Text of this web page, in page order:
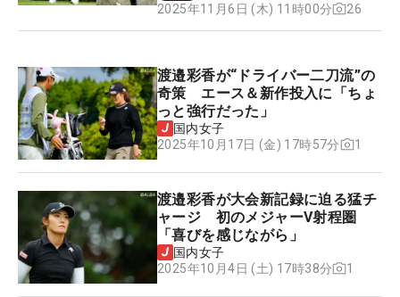
2025年11月6日 (木) 11時00分
26
渡邉彩香が“ドライバー二刀流”の
奇策 エース＆新作投入に「ちょ
っと強行だった」
国内女子
2025年10月17日 (金) 17時57分
1
渡邉彩香が大会新記録に迫る猛チ
ャージ 初のメジャーV射程圏
「喜びを感じながら」
国内女子
2025年10月4日 (土) 17時38分
1